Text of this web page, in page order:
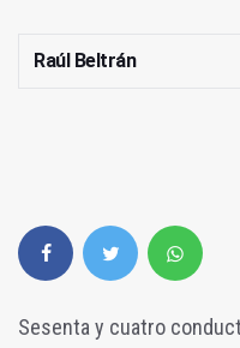
Raúl Beltrán
Sesenta y cuatro